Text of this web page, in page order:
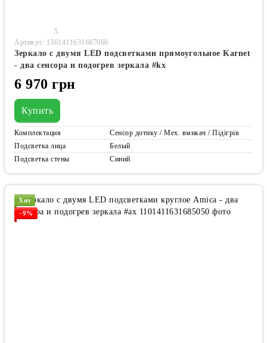
5
Артикул: 1361411631687060
Зеркало с двумя LED подсветками прямоугольное Karnet
- два сенсора и подогрев зеркала #kx
6 970 грн
Купить
Комплектация
Сенсор дотику / Мех. вмикач / Підігрів
Подсветка лица
Белый
Подсветка стены
Синий
Хит
−9%